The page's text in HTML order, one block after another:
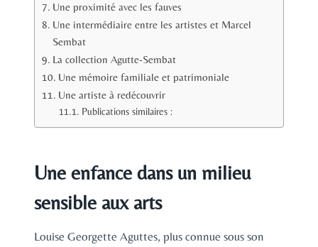
Une proximité avec les fauves
Une intermédiaire entre les artistes et Marcel
Sembat
La collection Agutte-Sembat
Une mémoire familiale et patrimoniale
Une artiste à redécouvrir
Publications similaires :
Une enfance dans un milieu
sensible aux arts
Louise Georgette Aguttes, plus connue sous son